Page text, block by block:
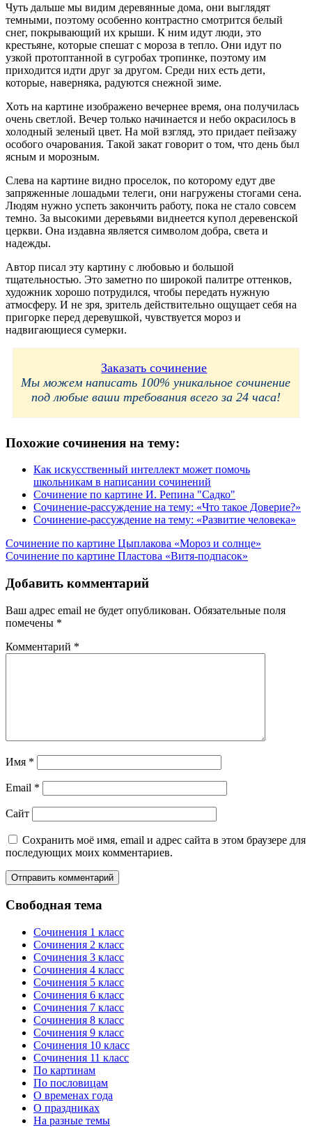
Чуть дальше мы видим деревянные дома, они выглядят
темными, поэтому особенно контрастно смотрится белый
снег, покрывающий их крыши. К ним идут люди, это
крестьяне, которые спешат с мороза в тепло. Они идут по
узкой протоптанной в сугробах тропинке, поэтому им
приходится идти друг за другом. Среди них есть дети,
которые, наверняка, радуются снежной зиме.
Хоть на картине изображено вечернее время, она получилась
очень светлой. Вечер только начинается и небо окрасилось в
холодный зеленый цвет. На мой взгляд, это придает пейзажу
особого очарования. Такой закат говорит о том, что день был
ясным и морозным.
Слева на картине видно проселок, по которому едут две
запряженные лошадьми телеги, они нагружены стогами сена.
Людям нужно успеть закончить работу, пока не стало совсем
темно. За высокими деревьями виднеется купол деревенской
церкви. Она издавна является символом добра, света и
надежды.
Автор писал эту картину с любовью и большой
тщательностью. Это заметно по широкой палитре оттенков,
художник хорошо потрудился, чтобы передать нужную
атмосферу. И не зря, зритель действительно ощущает себя на
пригорке перед деревушкой, чувствуется мороз и
надвигающиеся сумерки.
Заказать сочинение
Мы можем написать 100% уникальное сочинение
под любые ваши требования всего за 24 часа!
Похожие сочинения на тему:
Как искусственный интеллект может помочь
школьникам в написании сочинений
Сочинение по картине И. Репина "Садко"
Сочинение-рассуждение на тему: «Что такое Доверие?»
Сочинение-рассуждение на тему: «Развитие человека»
Навигация
по
записям
Сочинение по картине Цыплакова «Мороз и солнце»
Сочинение по картине Пластова «Витя-подпасок»
Добавить комментарий
Ваш адрес email не будет опубликован. Обязательные поля
помечены *
Комментарий *
Имя *
Email *
Сайт
Сохранить моё имя, email и адрес сайта в этом браузере для
последующих моих комментариев.
Свободная тема
Сочинения 1 класс
Сочинения 2 класс
Сочинения 3 класс
Сочинения 4 класс
Сочинения 5 класс
Сочинения 6 класс
Сочинения 7 класс
Сочинения 8 класс
Сочинения 9 класс
Сочинения 10 класс
Сочинения 11 класс
По картинам
По пословицам
О временах года
О праздниках
На разные темы